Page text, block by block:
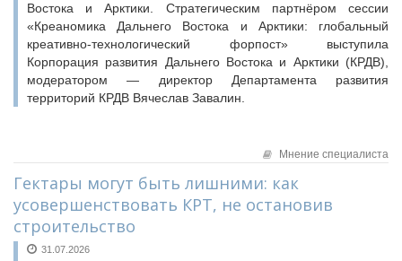
Востока и Арктики. Стратегическим партнёром сессии
«Креаномика Дальнего Востока и Арктики: глобальный
креативно-технологический форпост» выступила
Корпорация развития Дальнего Востока и Арктики (КРДВ),
модератором — директор Департамента развития
территорий КРДВ Вячеслав Завалин.
Мнение специалиста
Гектары могут быть лишними: как
усовершенствовать КРТ, не остановив
строительство
31.07.2026